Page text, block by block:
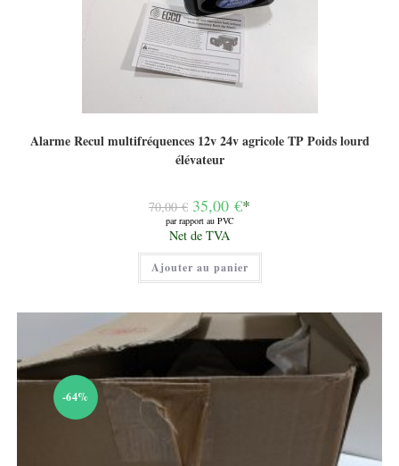
Alarme Recul multifréquences 12v 24v agricole TP Poids lourd
élévateur
70,00€ Le
prix
initial
était :
70,00 €.
35,00 €*
par rapport au PVC
Le
prix
actuel
est :
35,00 €.
Net de TVA
Ajouter au panier
-64%